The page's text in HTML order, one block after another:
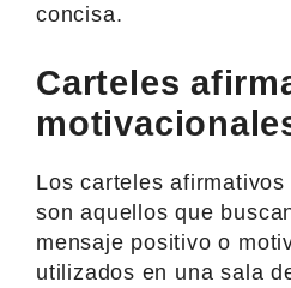
concisa.
Carteles
Los carteles
son aquellos que
mensaje positivo o
utilizados en una sala